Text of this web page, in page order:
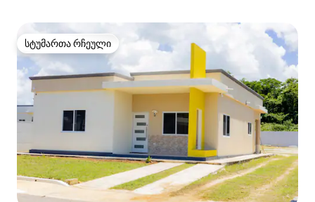
სტუმართა რჩეული
სტუმართა რჩეული